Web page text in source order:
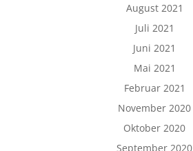
August 2021
Juli 2021
Juni 2021
Mai 2021
Februar 2021
November 2020
Oktober 2020
September 2020